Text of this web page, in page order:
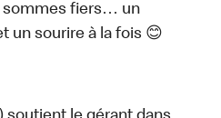
sommes fiers… un
un sourire à la fois 😊